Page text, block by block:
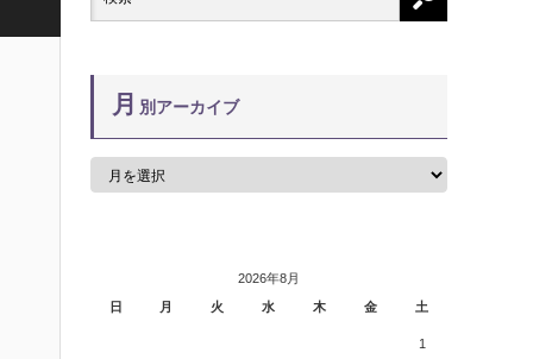
月 別アーカイブ
2026年8月
日
月 火 水 木 金 土
1